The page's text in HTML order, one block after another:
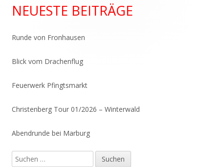
Seitenleiste
NEUESTE BEITRÄGE
Runde von Fronhausen
Blick vom Drachenflug
Feuerwerk Pfingtsmarkt
Christenberg Tour 01/2026 – Winterwald
Abendrunde bei Marburg
Suchen